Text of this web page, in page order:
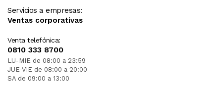
Servicios a empresas:
Ventas corporativas
Venta telefónica:
0810 333 8700
LU-MIE de 08:00 a 23:59
JUE-VIE de 08:00 a 20:00
SA de 09:00 a 13:00